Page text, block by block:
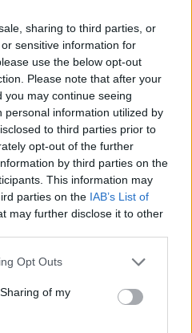
sharing to third parties, or
sensitive information for
use the below opt-out
Please note that after your
may continue seeing
personal information utilized by
to third parties prior to
opt-out of the further
by third parties on the
This information may
parties on the IAB’s List of
may further disclose it to other
app uses one or more Google
behaviour. You may click to
and its third-party tags to
purposes in below Google
Opt Outs
of my
MI csak a
BERSZÁN FANNI